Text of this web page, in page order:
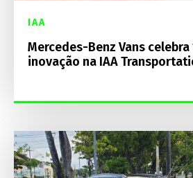
IAA
Mercedes-Benz Vans
inovação na IAA